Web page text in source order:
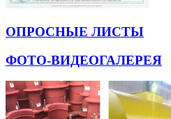
ОПРОСНЫЕ ЛИСТЫ
ФОТО-ВИДЕОГАЛЕРЕЯ